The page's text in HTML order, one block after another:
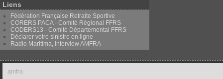
Liens
Fédération Française Retraite Sportive
CORERS PACA - Comité Régional FFRS
CODERS13 - Comité Départemental FFRS
Déclarer votre sinistre en ligne
Radio Maritima, interview AMFRA
amfra